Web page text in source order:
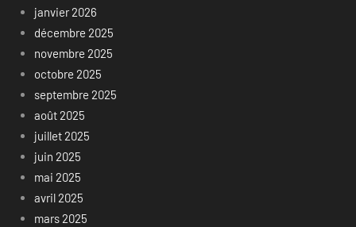
janvier 2026
décembre 2025
novembre 2025
octobre 2025
septembre 2025
août 2025
juillet 2025
juin 2025
mai 2025
avril 2025
mars 2025